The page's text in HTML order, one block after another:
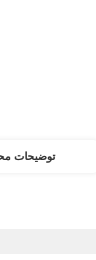
توضیحات